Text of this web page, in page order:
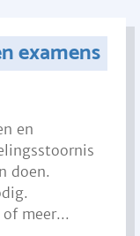
examens
en
doen.
meer...